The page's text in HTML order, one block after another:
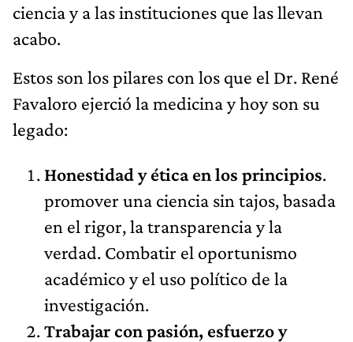
ciencia y a las instituciones que las llevan
acabo.
Estos son los pilares con los que el Dr. René
Favaloro ejerció la medicina y hoy son su
legado:
Honestidad y ética en los principios.
promover una ciencia sin tajos, basada
en el rigor, la transparencia y la
verdad. Combatir el oportunismo
académico y el uso político de la
investigación.
Trabajar con pasión, esfuerzo y